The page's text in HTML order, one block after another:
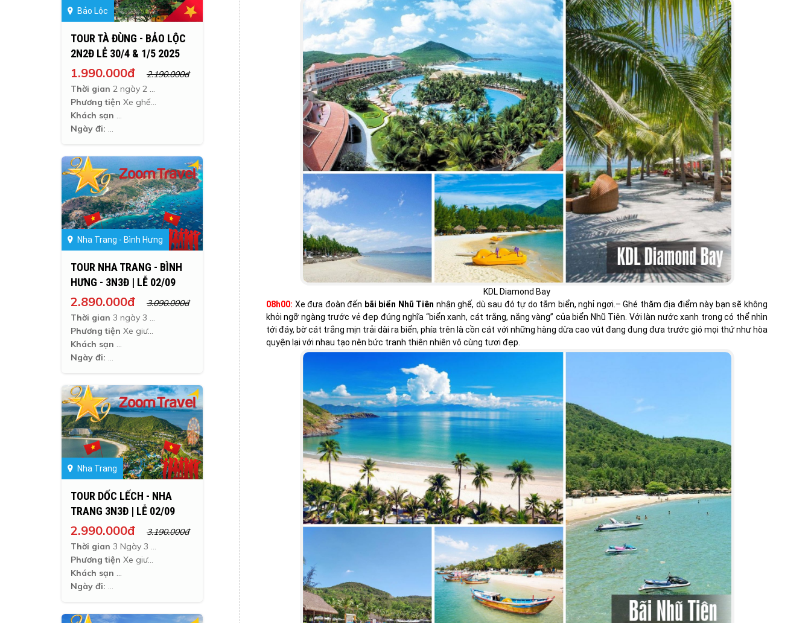
Bảo Lộc
TOUR TÀ ĐÙNG - BẢO LỘC
2N2Đ LỄ 30/4 & 1/5 2025
1.990.000đ
2.190.000đ
Thời gian 2 ngày 2 đêm
Phương tiện Xe ghế ngã
Khách sạn
Ngày đi:
Nha Trang - Bình Hưng
TOUR NHA TRANG - BÌNH
HƯNG - 3N3Đ | LỄ 02/09
2.890.000đ
3.090.000đ
Thời gian 3 ngày 3 đêm
Phương tiện Xe giường nằm
Khách sạn
Ngày đi:
Nha Trang
TOUR DỐC LẾCH - NHA
TRANG 3N3Đ | LỄ 02/09
2.990.000đ
3.190.000đ
Thời gian 3 Ngày 3 Đêm
Phương tiện Xe giường nằm
Khách sạn
Ngày đi:
KDL Diamond Bay
08h00: Xe đưa đoàn đến bãi biển Nhũ Tiên nhận ghế, dù sau đó tự do tắm biển, nghỉ ngơi.– Ghé thăm địa điểm này bạn sẽ không
khỏi ngỡ ngàng trước vẻ đẹp đúng nghĩa “biển xanh, cát trắng, nắng vàng” của biển Nhũ Tiên. Với làn nước xanh trong có thể nhìn
tới đáy, bờ cát trắng mịn trải dài ra biển, phía trên là cồn cát với những hàng dừa cao vút đang đung đưa trước gió mọi thứ như hòa
quyện lại với nhau tạo nên bức tranh thiên nhiên vô cùng tươi đẹp.